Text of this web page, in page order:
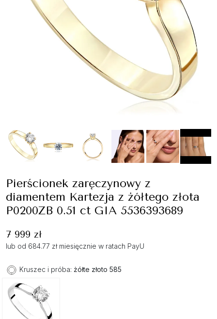
Pierścionek zaręczynowy z
diamentem Kartezja z żółtego złota
P0200ZB 0.51 ct GIA 5536393689
7 999 zł
lub od 684.77 zł miesięcznie w ratach PayU
Kruszec i próba: żółte złoto 585